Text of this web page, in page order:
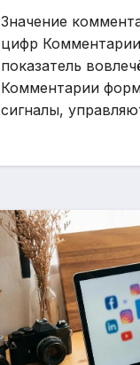
Значение
цифр
показатель
Комментарии
сигналы,